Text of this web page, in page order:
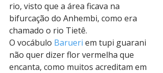
rio, visto que a área ficava na
bifurcação do Anhembi, como era
chamado o rio Tietê.
O vocábulo Barueri em tupi guarani
não quer dizer flor vermelha que
encanta, como muitos acreditam em